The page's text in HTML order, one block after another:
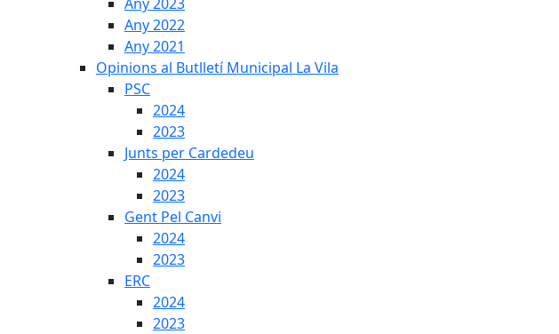
Any 2022
Any 2021
Opinions al Butlletí Municipal La Vila
PSC
2024
2023
Junts per Cardedeu
2024
2023
Gent Pel Canvi
2024
2023
ERC
2024
2023